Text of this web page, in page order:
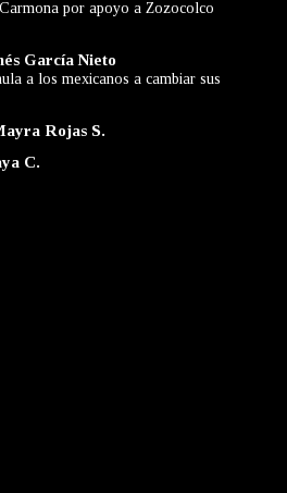
por apoyo a Zozocolco
García Nieto
a los mexicanos a cambiar sus
Rojas S.
C.